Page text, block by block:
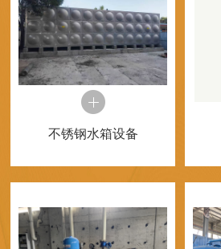
不锈钢水箱设备